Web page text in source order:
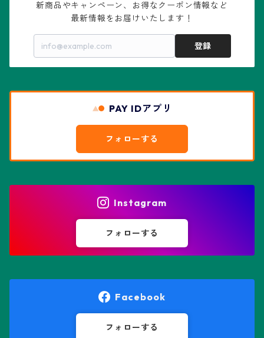
リザード・スキン兜
花園兜
エキノケレウス属
エキノプシス属
エリオシケ属
オレオケレウス属
コノフィツム属
センナ属
パキポディウム属
フェネストラリア属
プセウドリトス属
水石・景石新商品やキャンペーン、お得なクーポン情報など
最新情報をお届けいたします！
登録
PAY IDアプリ
フォローする
Instagram
フォローする
Facebook
フォローする